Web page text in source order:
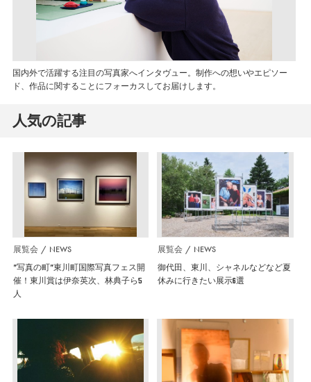
国内外で活躍する注目の写真家へインタヴュー。制作への想いやエピソー
ド、作品に関することにフォーカスしてお届けします。
人気の記事
展覧会 NEWS
”写真の町”東川町国際写真フェス開
催！東川賞は伊奈英次、林典子ら5
人
展覧会 NEWS
御代田、東川、シャネルなどなど夏
休みに行きたい展示6選